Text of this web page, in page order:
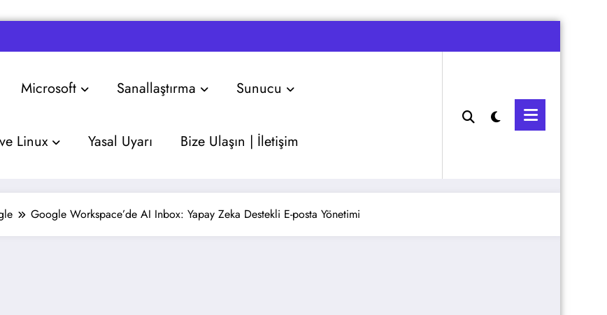
Microsoft Sanallaştırma Sunucu
Linux Yasal Uyarı Bize Ulaşın | İletişim
Google Workspace’de AI Inbox: Yapay Zeka Destekli E-posta Yönetimi